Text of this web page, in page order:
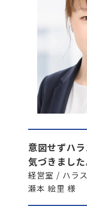
意図せずハ
気づきました
経営室 / ハラ
瀬本 絵里 様